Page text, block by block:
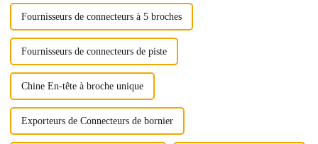
Fournisseurs de connecteurs à 5 broches
Fournisseurs de connecteurs de piste
Chine En-tête à broche unique
Exporteurs de Connecteurs de bornier